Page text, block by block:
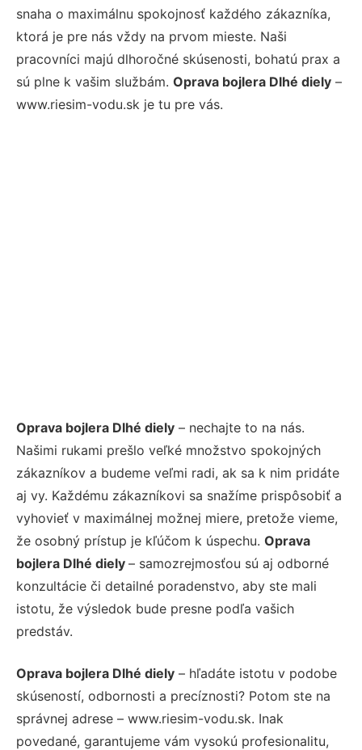
snaha o maximálnu spokojnosť každého zákazníka,
ktorá je pre nás vždy na prvom mieste. Naši
pracovníci majú dlhoročné skúsenosti, bohatú prax a
sú plne k vašim službám. Oprava bojlera Dlhé diely –
www.riesim-vodu.sk je tu pre vás.
Oprava bojlera Dlhé diely – nechajte to na nás.
Našimi rukami prešlo veľké množstvo spokojných
zákazníkov a budeme veľmi radi, ak sa k nim pridáte
aj vy. Každému zákazníkovi sa snažíme prispôsobiť a
vyhovieť v maximálnej možnej miere, pretože vieme,
že osobný prístup je kľúčom k úspechu. Oprava
bojlera Dlhé diely – samozrejmosťou sú aj odborné
konzultácie či detailné poradenstvo, aby ste mali
istotu, že výsledok bude presne podľa vašich
predstáv.
Oprava bojlera Dlhé diely – hľadáte istotu v podobe
skúseností, odbornosti a precíznosti? Potom ste na
správnej adrese – www.riesim-vodu.sk. Inak
povedané, garantujeme vám vysokú profesionalitu,